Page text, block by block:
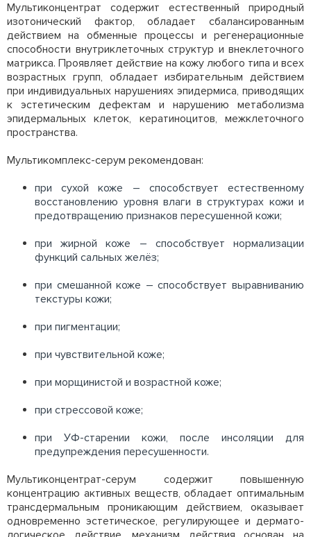
Мультиконцентрат содержит естественный природный
изотонический фактор, обладает сбалансированным
действием на обменные процессы и регенерационные
способности внутриклеточных структур и внеклеточного
матрикса. Проявляет действие на кожу любого типа и всех
возрастных групп, обладает избирательным действием
при индивидуальных нарушениях эпидермиса, приводящих
к эстетическим дефектам и нарушению метаболизма
эпидермальных клеток, кератиноцитов, межклеточного
пространства.
Мультикомплекс-серум рекомендован:
при сухой коже – способствует естественному
восстановлению уровня влаги в структурах кожи и
предотвращению признаков пересушенной кожи;
при жирной коже – способствует нормализации
функций сальных желёз;
при смешанной коже – способствует выравниванию
текстуры кожи;
при пигментации;
при чувствительной коже;
при морщинистой и возрастной коже;
при стрессовой коже;
при УФ-старении кожи, после инсоляции для
предупреждения пересушенности.
Мультиконцентрат-серум содержит повышенную
концентрацию активных веществ, обладает оптимальным
трансдермальным проникающим действием, оказывает
одновременно эстетическое, регулирующее и дермато-